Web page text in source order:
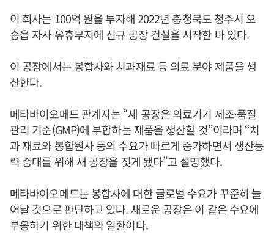
이 회사는 100억 원을 투자해 2022년 충청북도 청주시 오
송읍 자사 유휴부지에 신규 공장 건설을 시작한 바 있다.
이 공장에서는 봉합사와 치과재료 등 의료 분야 제품을 생
산한다.
메타바이오메드 관계자는 “새 공장은 의료기기 제조·품질
관리 기준(GMP)에 부합하는 제품을 생산할 것”이라며 “치
과 재료와 봉합원사 등의 수요가 빠르게 증가하면서 생산능
력 증대를 위해 새 공장을 짓게 됐다”고 설명했다.
메타바이오메드는 봉합사에 대한 글로벌 수요가 꾸준히 늘
어날 것으로 판단하고 있다. 새로운 공장은 이 같은 수요에
부응하기 위한 대책의 일환이다.